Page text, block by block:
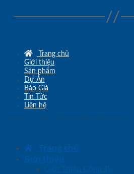
Trang chủ
Giới thiệu
Sản phẩm
Dự Án
Báo Giá
Tin Tức
Liên hệ
Trang chủ
Giới thiệu
Giới Thiệu Công Ty